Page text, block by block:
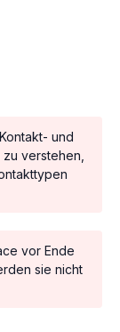
und
verstehen,
vor Ende
sie nicht